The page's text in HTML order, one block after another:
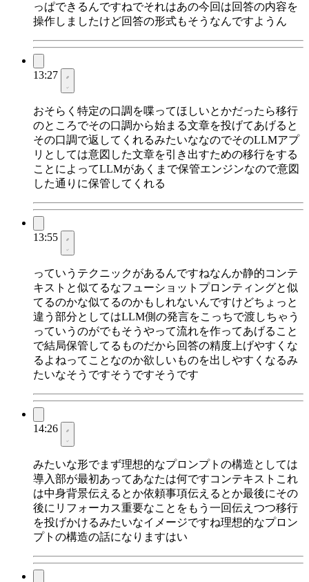
っぱできるんですねでそれはあの今回は回答の内容を
操作しましたけど回答の形式もそうなんですようん
13:27
おそらく特定の口調を喋ってほしいとかだったら移行
のところでその口調から始まる文章を投げてあげると
その口調で返してくれるみたいななのでそのLLMアプ
リとしては意図した文章を引き出すための移行をする
ことによってLLMがあくまで保管エンジンなので意図
した通りに保管してくれる
13:55
っていうテクニックがあるんですねなんか静的コンテ
キストと似てるなフューショットプロンティングと似
てるのかな似てるのかもしれないんですけどちょっと
違う部分としてはLLM側の発言をこっちで渡しちゃう
っていうのがでもそうやって流れを作ってあげること
で結局保管してるものだから回答の精度上げやすくな
るよねってことなのか欲しいものを出しやすくなるみ
たいなそうですそうですそうです
14:26
みたいな形でまず理想的なプロンプトの構造としては
導入部が最初あってあなたは何ですコンテキストこれ
は中身背景伝えるとか依頼事項伝えるとか最後にその
後にリフォーカス重要なことをもう一回伝えつつ移行
を投げかけるみたいなイメージですね理想的なプロン
プトの構造の話になりますはい